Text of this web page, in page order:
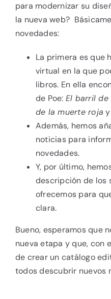
para modernizar su
la nueva web?
novedades:
La primera es que
virtual en la que
libros. En ella
de Poe: El barril
de la muerte roja y
Además, hemos
noticias para
novedades.
Y, por último,
descripción de los
ofrecemos para
clara.
Bueno, esperamos que
nueva etapa y que, con
de crear un catálogo
todos descubrir nuevos